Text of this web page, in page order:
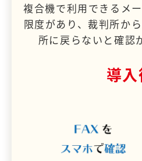
複合機で利用できるメ
限度があり、裁判所か
所に戻らないと確認
導